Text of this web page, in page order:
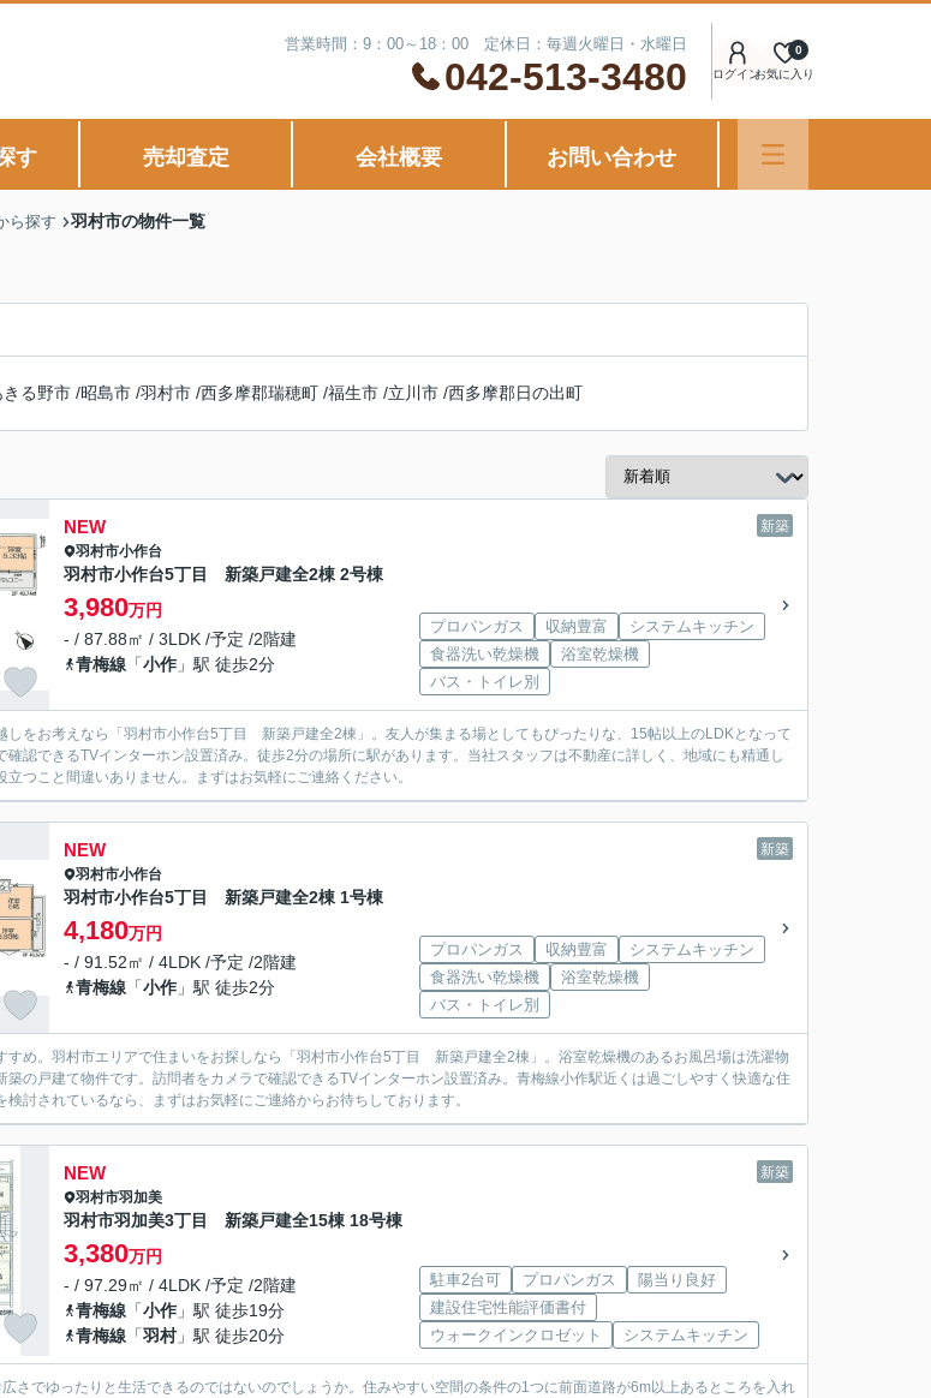
営業時間：9：00～18：00 定休日：毎週火曜日・水曜日
042-513-3480 ログインお気に入り
0
す 売却査定 会社概要 お問い合わせ
ら探す 羽村市の物件一覧
きる野市 /昭島市 /羽村市 /西多摩郡瑞穂町 /福生市 /立川市 /西多摩郡日の出町
新築
NEW
羽村市小作台
羽村市小作台5丁目 新築戸建全2棟 2号棟
3,980万円
- / 87.88㎡ / 3LDK /予定 /2階建
青梅線 「小作 」駅 徒歩2分
プロパンガス 収納豊富
システムキッチン
食器洗い乾燥機
浴室乾燥機
バス・トイレ別
しをお考えなら「羽村市小作台5丁目 新築戸建全2棟」。友人が集まる場としてもぴったりな、15帖以上のLDKとなって
確認できるTVインターホン設置済み。徒歩2分の場所に駅があります。当社スタッフは不動産に詳しく、地域にも精通し
つこと間違いありません。まずはお気軽にご連絡ください。
新築
NEW
羽村市小作台
羽村市小作台5丁目 新築戸建全2棟 1号棟
4,180万円
- / 91.52㎡ / 4LDK /予定 /2階建
青梅線 「小作 」駅 徒歩2分
プロパンガス 収納豊富
システムキッチン
食器洗い乾燥機
浴室乾燥機
バス・トイレ別
すめ。羽村市エリアで住まいをお探しなら「羽村市小作台5丁目 新築戸建全2棟」。浴室乾燥機のあるお風呂場は洗濯物
築の戸建て物件です。訪問者をカメラで確認できるTVインターホン設置済み。青梅線小作駅近くは過ごしやすく快適な住
討されているなら、まずはお気軽にご連絡からお待ちしております。
新築
NEW
羽村市羽加美
羽村市羽加美3丁目 新築戸建全15棟 18号棟
3,380万円
- / 97.29㎡ / 4LDK /予定 /2階建
青梅線 「小作 」駅 徒歩19分
青梅線 「羽村」駅 徒歩20分
駐車2台可 プロパンガス
陽当り良好
建設住宅性能評価書付
ウォークインクロゼット
システムキッチン
さでゆったりと生活できるのではないのでしょうか。住みやすい空間の条件の1つに前面道路が6m以上あるところを入れ